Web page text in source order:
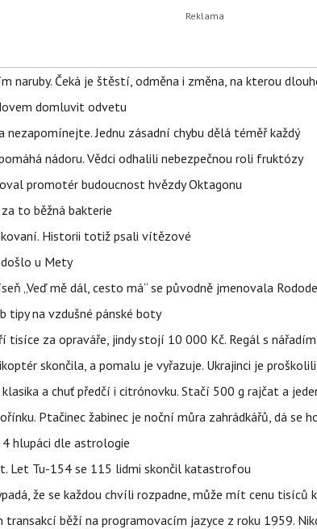
naruby. Čeká je štěstí, odměna i změna, na kterou
domluvit odvetu
Jednu zásadní chybu dělá téměř každý
nádoru. Vědci odhalili nebezpečnou roli fruktózy
promotér budoucnost hvězdy Oktagonu
to běžná bakterie
Historii totiž psali vítězové
u Mety
„Veď mě dál, cesto má“ se původně jmenovala
tipy na vzdušné pánské boty
tisíce za opraváře, jindy stojí 10 000 Kč. Regál s
skončila, a pomalu je vyřazuje. Ukrajinci je
a chuť předčí i citrónovku. Stačí 500 g rajčat a
Ptačinec žabinec je noční můra zahrádkářů, dá se
hlupáci dle astrologie
Let Tu-154 se 115 lidmi skončil katastrofou
že se každou chvíli rozpadne, může mít cenu tisíců
transakcí běží na programovacím jazyce z roku 1959.